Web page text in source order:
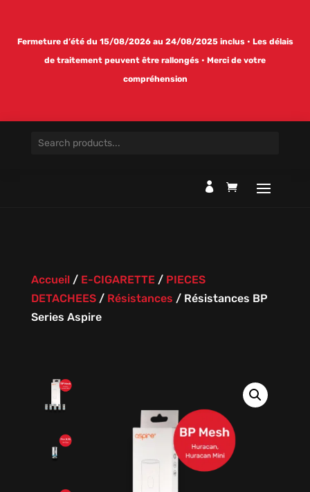
Fermeture d’été du 15/08/2026 au 24/08/2025 inclus • Les délais
de traitement peuvent être rallongés • Merci de votre
compréhension

Accueil/ E-CIGARETTE/ PIECES
DETACHEES/ Résistances / Résistances BP
Series Aspire